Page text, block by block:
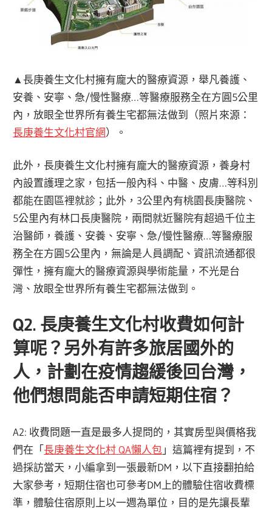
▲長庚養生文化村擁有龐大的醫療資源，舉凡養護、
安養、安寧、急/慢性醫療…等醫療服務全在方圓5公里
內，放眼全世界所有養生宅都無法做到（照片來源：
長庚養生文化村官網）。
此外，長庚養生文化村擁有龐大的醫療資源，養身村
內設置護理之家，包括一般內科、中醫、皮膚…等科別
都能在園區裡就診；此外，3公里內有桃園長庚醫院、
5公里內有林口長庚醫院，兩間就近醫院有超過千位主
治醫師，養護、安養、安寧、急/慢性醫療…等醫療服
務全在方圓5公里內，無論是人員調配、資訊流通都很
彈性，擁有龐大的醫療資源與學術能量，不光是台
灣、放眼全世界所有養生宅都無法做到。
Q2. 長庚養生文化村收費如何計
算呢？另外有許多旅居國外的
人，計劃在疫情趨緩後回台灣，
他們想問能否申請短期住宿？
A2: 收費問題一直是最多人提問的，其實房型與價格我
們在「長庚養生文化村 QA懶人包」這篇裡有提到，不
過採訪當天，小編拿到一張最新DM，以下直接翻拍給
大家參考，短期住宿也可參考DM上的體驗住宿收費標
準，體驗住宿原則上以一週為單位，目的是先讓長輩